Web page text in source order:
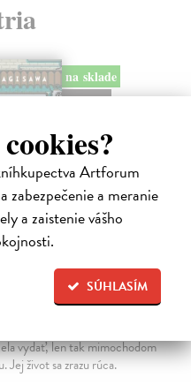
Artforum
zabezpečenie a meranie
a zaistenie vášho
SÚHLASÍM
na sklade
novinka
vydať, len tak mimochodom
Jej život sa zrazu rúca.